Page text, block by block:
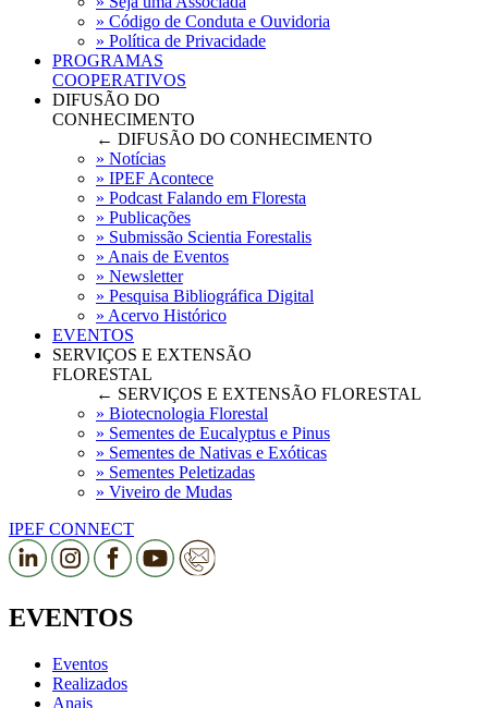
» Código de Conduta e Ouvidoria
» Política de Privacidade
PROGRAMAS
COOPERATIVOS
DIFUSÃO DO
CONHECIMENTO
← DIFUSÃO DO CONHECIMENTO
» Notícias
» IPEF Acontece
» Podcast Falando em Floresta
» Publicações
» Submissão Scientia Forestalis
» Anais de Eventos
» Newsletter
» Pesquisa Bibliográfica Digital
» Acervo Histórico
EVENTOS
SERVIÇOS E EXTENSÃO
FLORESTAL
← SERVIÇOS E EXTENSÃO FLORESTAL
» Biotecnologia Florestal
» Sementes de Eucalyptus e Pinus
» Sementes de Nativas e Exóticas
» Sementes Peletizadas
» Viveiro de Mudas
IPEF CONNECT
EVENTOS
Eventos
Realizados
Anais